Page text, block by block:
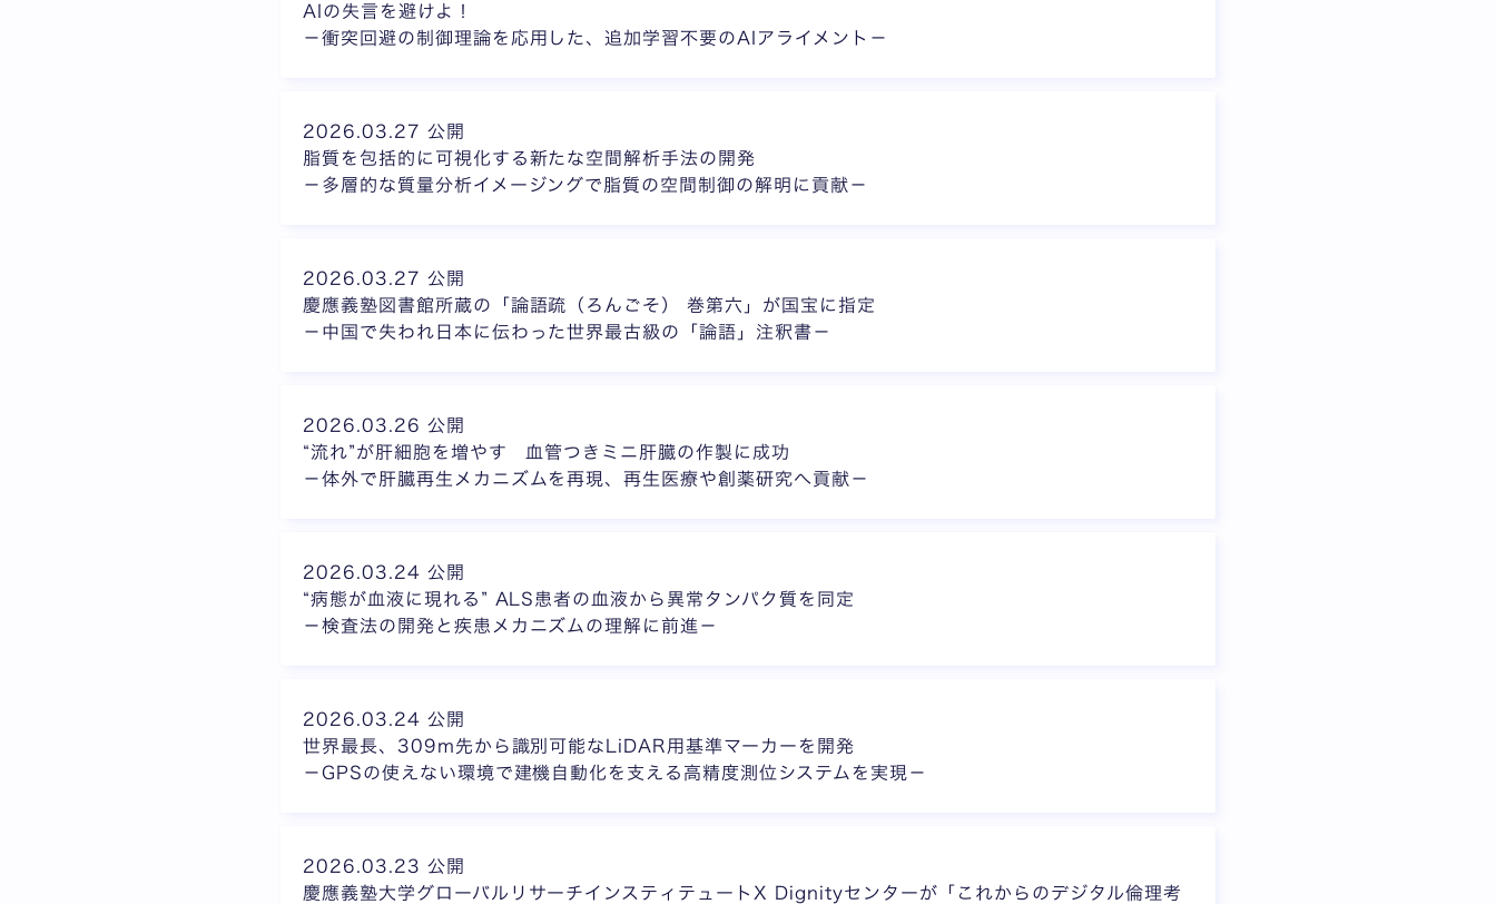
AIの失言を避けよ！
－衝突回避の制御理論を応用した、追加学習不要のAIアライメント－
2026.03.27 公開
脂質を包括的に可視化する新たな空間解析手法の開発
－多層的な質量分析イメージングで脂質の空間制御の解明に貢献－
2026.03.27 公開
慶應義塾図書館所蔵の「論語疏（ろんごそ） 巻第六」が国宝に指定
－中国で失われ日本に伝わった世界最古級の「論語」注釈書－
2026.03.26 公開
“流れ”が肝細胞を増やす 血管つきミニ肝臓の作製に成功
－体外で肝臓再生メカニズムを再現、再生医療や創薬研究へ貢献－
2026.03.24 公開
“病態が血液に現れる” ALS患者の血液から異常タンパク質を同定
－検査法の開発と疾患メカニズムの理解に前進－
2026.03.24 公開
世界最長、309m先から識別可能なLiDAR用基準マーカーを開発
－GPSの使えない環境で建機自動化を支える高精度測位システムを実現－
2026.03.23 公開
慶應義塾大学グローバルリサーチインスティテュートX Dignityセンターが「これからのデジタル倫理考